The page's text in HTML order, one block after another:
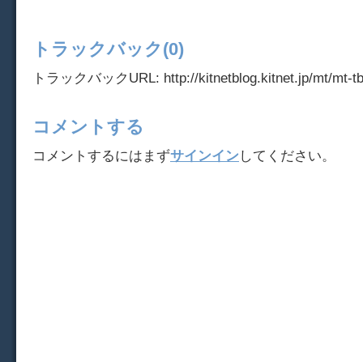
トラックバック(0)
トラックバックURL: http://kitnetblog.kitnet.jp/mt/mt-
コメントする
コメントするにはまずサインインしてください。